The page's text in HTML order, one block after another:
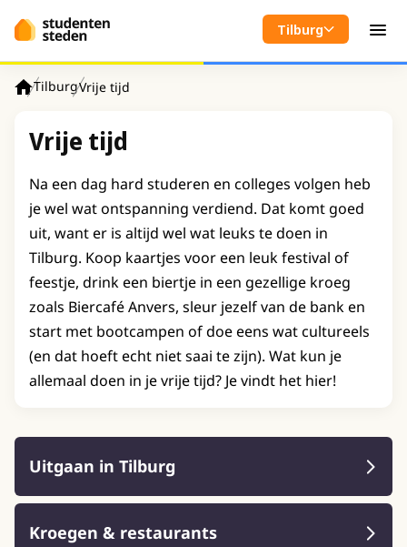
Tilburg
TilburgVrije tijd
Vrije tijd
Na een dag hard studeren en colleges volgen heb
je wel wat ontspanning verdiend. Dat komt goed
uit, want er is altijd wel wat leuks te doen in
Tilburg. Koop kaartjes voor een leuk festival of
feestje, drink een biertje in een gezellige kroeg
zoals Biercafé Anvers, sleur jezelf van de bank en
start met bootcampen of doe eens wat cultureels
(en dat hoeft echt niet saai te zijn). Wat kun je
allemaal doen in je vrije tijd? Je vindt het hier!
Uitgaan in Tilburg
Kroegen & restaurants